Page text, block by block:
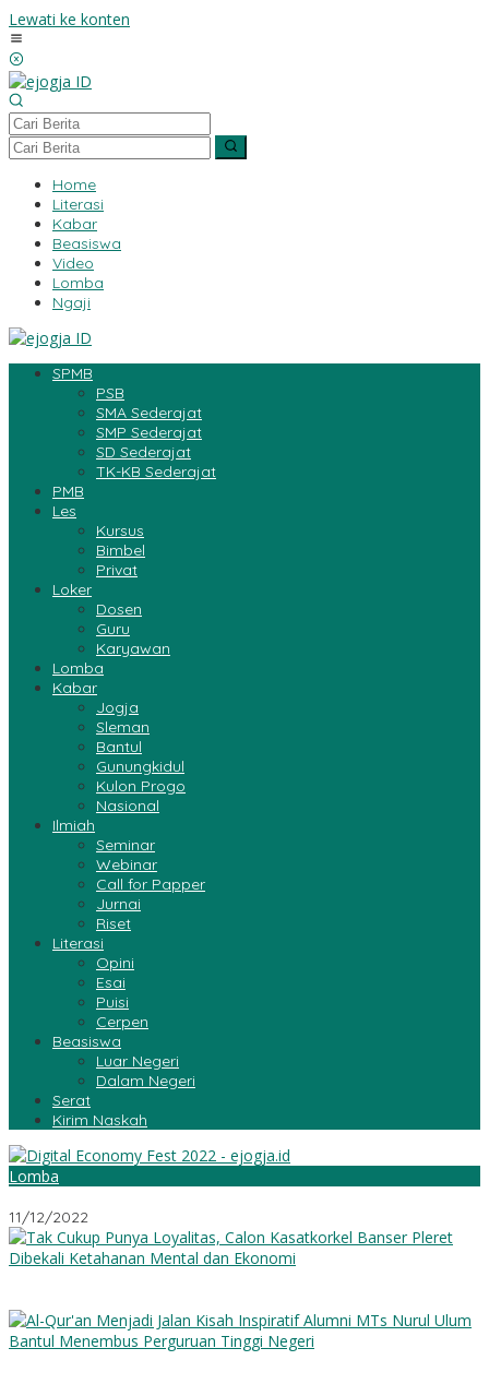
Lewati ke konten
Home
Literasi
Kabar
Beasiswa
Video
Lomba
Ngaji
SPMB
PSB
SMA Sederajat
SMP Sederajat
SD Sederajat
TK-KB Sederajat
PMB
Les
Kursus
Bimbel
Privat
Loker
Dosen
Guru
Karyawan
Lomba
Kabar
Jogja
Sleman
Bantul
Gunungkidul
Kulon Progo
Nasional
Ilmiah
Seminar
Webinar
Call for Papper
Jurnai
Riset
Literasi
Opini
Esai
Puisi
Cerpen
Beasiswa
Luar Negeri
Dalam Negeri
Serat
Kirim Naskah
Lomba
11/12/2022